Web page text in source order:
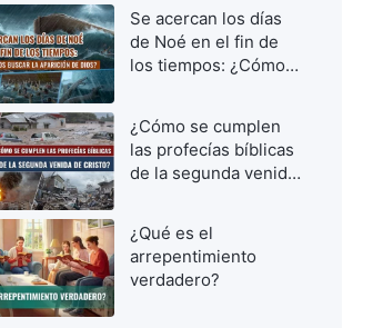
al Señor
Se acercan los días
de Noé en el fin de
los tiempos: ¿Cómo
¿Cómo se cumplen
las profecías bíblicas
de la segunda venida
¿Qué es el
arrepentimiento
verdadero?